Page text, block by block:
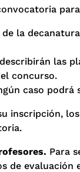
la
las
concurso.
caso
inscripción,
Para
de evaluación